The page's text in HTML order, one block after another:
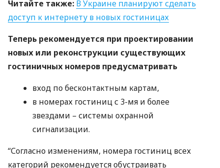
Читайте также: В Украине планируют сделать
доступ к интернету в новых гостиницах
Теперь рекомендуется при проектировании
новых или реконструкции существующих
гостиничных номеров предусматривать
вход по бесконтактным картам,
в номерах гостиниц с 3-мя и более
звездами – системы охранной
сигнализации.
“Согласно изменениям, номера гостиниц всех
категорий рекомендуется обустраивать